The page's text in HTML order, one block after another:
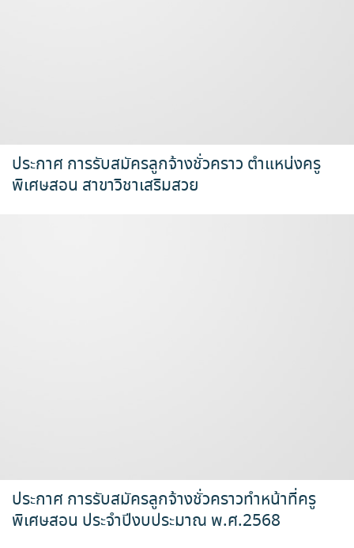
ประกาศ การรับสมัครลูกจ้างชั่วคราว ตำแหน่งครู
พิเศษสอน สาขาวิชาเสริมสวย
ประกาศ การรับสมัครลูกจ้างชั่วคราวทำหน้าที่ครู
พิเศษสอน ประจำปีงบประมาณ พ.ศ.2568